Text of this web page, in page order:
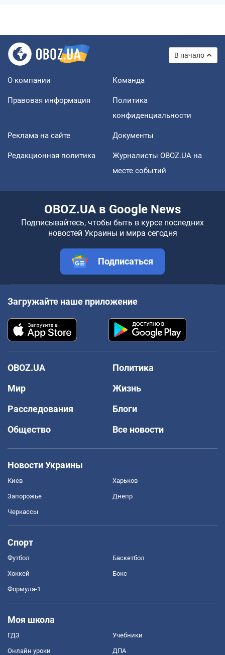
В начало
О компании Команда
Правовая информация
Политика
конфиденциальности
Реклама на сайте Документы
Редакционная политика
Журналисты OBOZ.UA на
месте событий
OBOZ.UA в Google News
Подписывайтесь, чтобы быть в курсе последних
новостей Украины и мира сегодня
Подписаться
Загружайте наше приложение
OBOZ.UA
Политика
Мир
Жизнь
Расследования
Блоги
Общество
Все новости
Новости Украины
Киев Харьков
Запорожье Днепр
Черкассы
Спорт
Футбол Баскетбол
Хоккей Бокс
Формула-1
Моя школа
ГДЗ Учебники
Онлайн уроки ДПА